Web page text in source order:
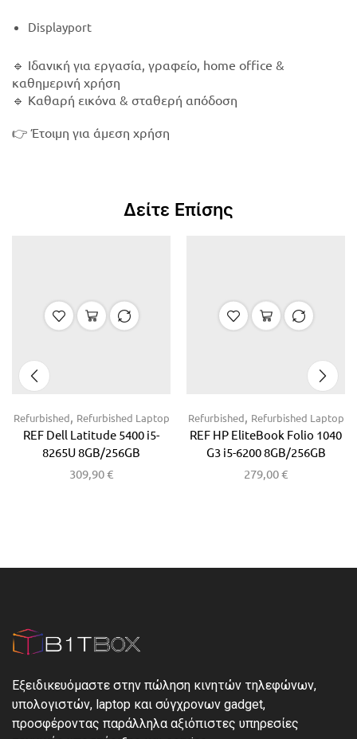
Displayport
🔹 Ιδανική για εργασία, γραφείο, home office &
καθημερινή χρήση
🔹 Καθαρή εικόνα & σταθερή απόδοση
👉 Έτοιμη για άμεση χρήση
Δείτε Επίσης
Refurbished, Refurbished Laptop
REF Dell Latitude 5400 i5-
8265U 8GB/256GB
309,90€
Refurbished, Refurbished Laptop
REF HP EliteBook Folio 1040
G3 i5-6200 8GB/256GB
279,00€
Εξειδικευόμαστε στην πώληση κινητών τηλεφώνων,
υπολογιστών, laptop και σύγχρονων gadget,
προσφέροντας παράλληλα αξιόπιστες υπηρεσίες